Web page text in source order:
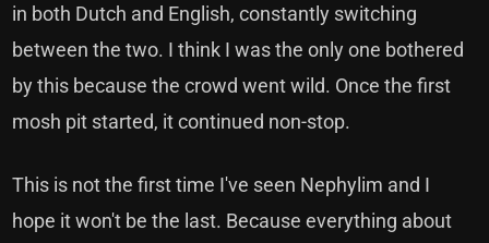
in both Dutch and English, constantly switching
between the two. I think I was the only one bothered
by this because the crowd went wild. Once the first
mosh pit started, it continued non-stop.
This is not the first time I've seen Nephylim and I
hope it won't be the last. Because everything about